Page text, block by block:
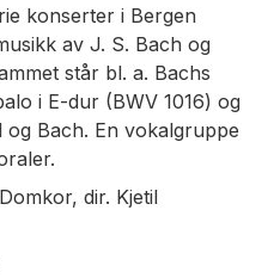
konserter i Bergen
av J. S. Bach og
står bl. a. Bachs
i E-dur (BWV 1016) og
Bach. En vokalgruppe
dir. Kjetil